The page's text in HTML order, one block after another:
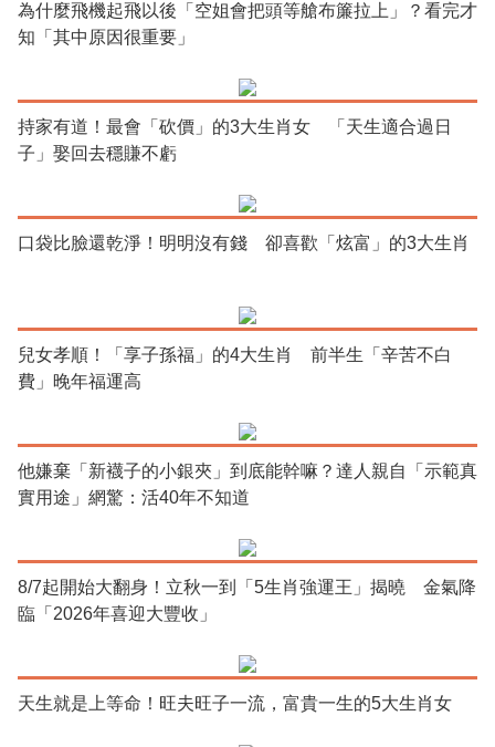
為什麼飛機起飛以後「空姐會把頭等艙布簾拉上」？看完才
知「其中原因很重要」
持家有道！最會「砍價」的3大生肖女 「天生適合過日
子」娶回去穩賺不虧
口袋比臉還乾淨！明明沒有錢 卻喜歡「炫富」的3大生肖
兒女孝順！「享子孫福」的4大生肖 前半生「辛苦不白
費」晚年福運高
他嫌棄「新襪子的小銀夾」到底能幹嘛？達人親自「示範真
實用途」網驚：活40年不知道
8/7起開始大翻身！立秋一到「5生肖強運王」揭曉 金氣降
臨「2026年喜迎大豐收」
天生就是上等命！旺夫旺子一流，富貴一生的5大生肖女